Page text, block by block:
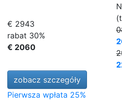
€ 2943
rabat 30%
€ 2060
zobacz szczegóły
Pierwsza wpłata 25%